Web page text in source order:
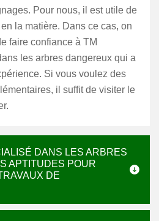
Pour nous, il est utile de
la matière. Dans ce cas, on
faire confiance à TM
les arbres dangereux qui a
Si vous voulez des
il suffit de visiter le
DANS LES ARBRES
APTITUDES POUR
DE